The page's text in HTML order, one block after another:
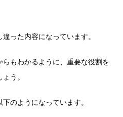
った内容になっています。
もわかるように、重要な役割を
う。
のようになっています。